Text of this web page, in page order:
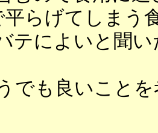
平らげてしまう
テによいと聞
でも良いこと